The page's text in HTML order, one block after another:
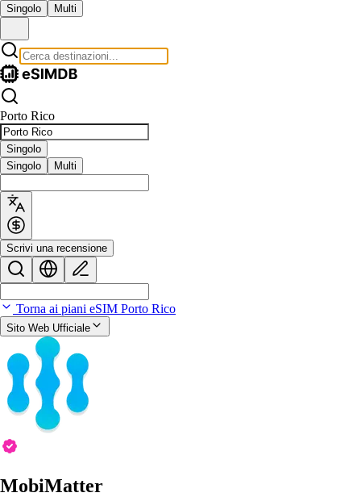
Singolo Multi
Porto Rico
Singolo
Singolo
Multi
Scrivi una recensione
Torna ai piani eSIM Porto Rico
Sito Web Ufficiale
MobiMatter